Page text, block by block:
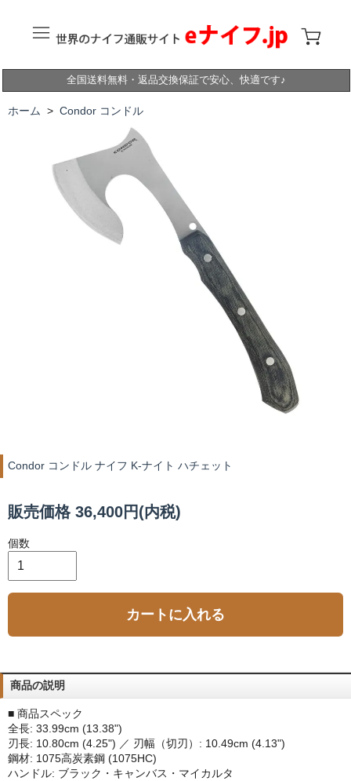
全国送料無料・返品交換保証で安心、快適です♪
ホーム > Condor コンドル
Condor コンドル ナイフ K-ナイト ハチェット
販売価格 36,400円(内税)
個数
カートに入れる
商品の説明
■ 商品スペック
全長: 33.99cm (13.38")
刃長: 10.80cm (4.25") ／ 刃幅（切刃）: 10.49cm (4.13")
鋼材: 1075高炭素鋼 (1075HC)
ハンドル: ブラック・キャンバス・マイカルタ